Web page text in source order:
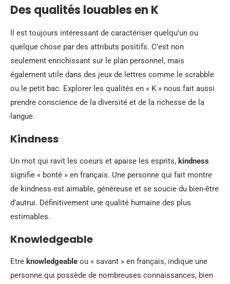
Des qualités louables en K
Il est toujours intéressant de caractériser quelqu’un ou
quelque chose par des attributs positifs. C’est non
seulement enrichissant sur le plan personnel, mais
également utile dans des jeux de lettres comme le scrabble
ou le petit bac. Explorer les qualités en « K » nous fait aussi
prendre conscience de la diversité et de la richesse de la
langue.
Kindness
Un mot qui ravit les coeurs et apaise les esprits, kindness
signifie « bonté » en français. Une personne qui fait montre
de kindness est aimable, généreuse et se soucie du bien-être
d’autrui. Définitivement une qualité humaine des plus
estimables.
Knowledgeable
Etre knowledgeable ou « savant » en français, indique une
personne qui possède de nombreuses connaissances, bien